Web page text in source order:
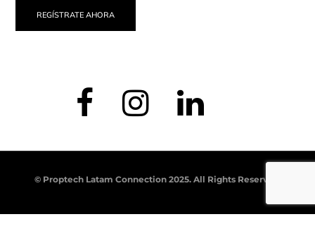
REGÍSTRATE AHORA
© Proptech Latam Connection 2025. All Rights Reserved.